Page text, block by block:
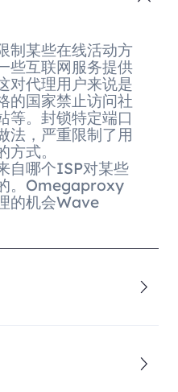
制某些在线活动方
些互联网服务提供
对代理用户来说是
的国家禁止访问社
等。封锁特定端口
法，严重限制了用
式。
自哪个ISP对某些
。Omegaproxy
的机会Wave